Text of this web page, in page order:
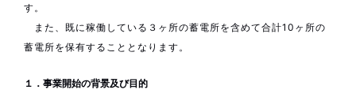
す。
また、既に稼働している３ヶ所の蓄電所を含めて合計10ヶ所の
蓄電所を保有することとなります。
１．事業開始の背景及び目的